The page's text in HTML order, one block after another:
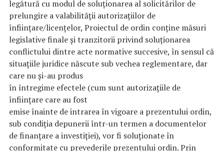
legătură cu modul de soluționarea al solicitărilor de
prelungire a valabilității autorizațiilor de
înființare/licențelor, Proiectul de ordin conține măsuri
legislative finale și tranzitorii privind soluţionarea
conflictului dintre acte normative succesive, în sensul că
situaţiile juridice născute sub vechea reglementare, dar
care nu şi-au produs
în întregime efectele (cum sunt autorizațiile de
înființare care au fost
emise înainte de intrarea în vigoare a prezentului ordin,
sub condiția depunerii într-un termen a documentelor
de finanțare a investiției), vor fi soluționate în
conformitate cu prevederile prezentului ordin. Prin